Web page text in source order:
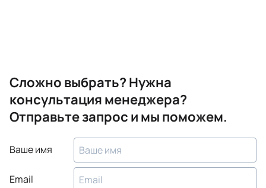
Сложно выбрать? Нужна
консультация менеджера?
Отправьте запрос и мы поможем.
Ваше имя
Email